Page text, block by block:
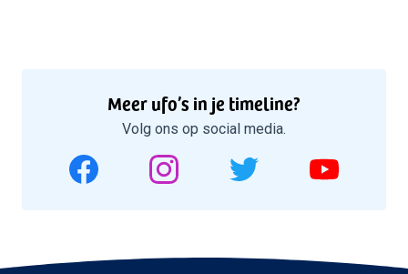
Meer ufo’s in je timeline?
Volg ons op social media.